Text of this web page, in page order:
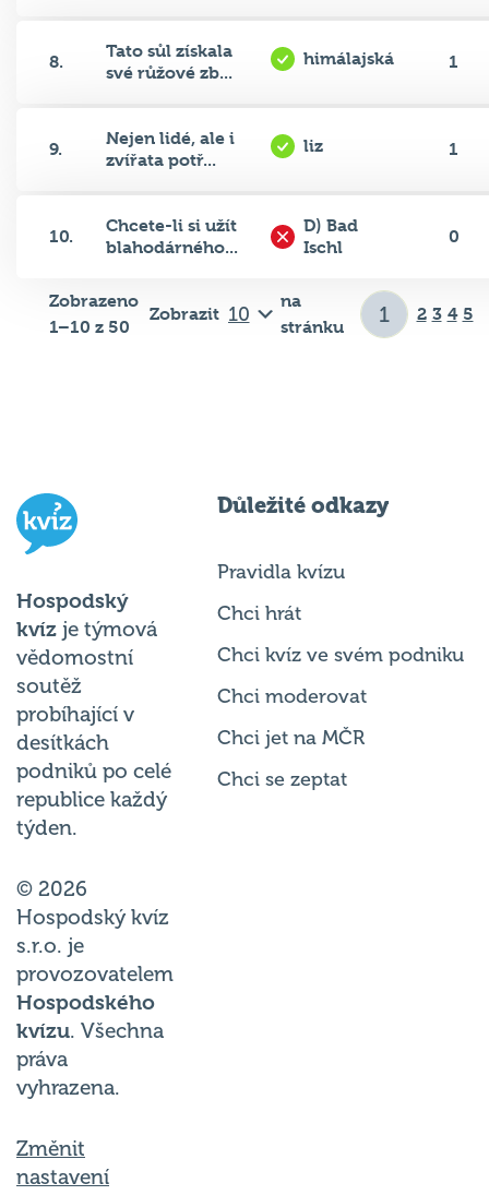
8.
Tato sůl získala
své růžové zb...
himálajská 1
9.
Nejen lidé, ale i
zvířata potř...
liz 1
10.
Chcete-li si užít
blahodárného...
D) Bad
Ischl
0
Zobrazeno
1–10 z 50
Zobrazit
na
stránku
2 3 4 5
Hospodský
kvíz je týmová
vědomostní
soutěž
probíhající v
desítkách
podniků po celé
republice každý
týden.
© 2026
Hospodský kvíz
s.r.o. je
provozovatelem
Hospodského
kvízu. Všechna
práva
vyhrazena.
Změnit
nastavení
Důležité odkazy
Pravidla kvízu
Chci hrát
Chci kvíz ve svém podniku
Chci moderovat
Chci jet na MČR
Chci se zeptat